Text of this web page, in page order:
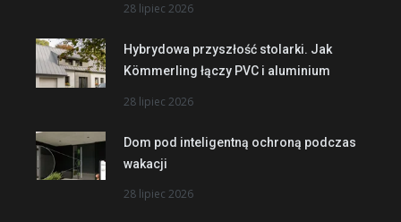
28 lipiec 2026
Hybrydowa przyszłość stolarki. Jak
Kömmerling łączy PVC i aluminium
28 lipiec 2026
Dom pod inteligentną ochroną podczas
wakacji
28 lipiec 2026